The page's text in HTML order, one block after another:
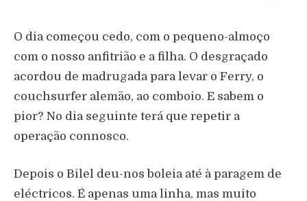
O dia começou cedo, com o pequeno-almoço
com o nosso anfitrião e a filha. O desgraçado
acordou de madrugada para levar o Ferry, o
couchsurfer alemão, ao comboio. E sabem o
pior? No dia seguinte terá que repetir a
operação connosco.
Depois o Bilel deu-nos boleia até à paragem de
eléctricos. É apenas uma linha, mas muito